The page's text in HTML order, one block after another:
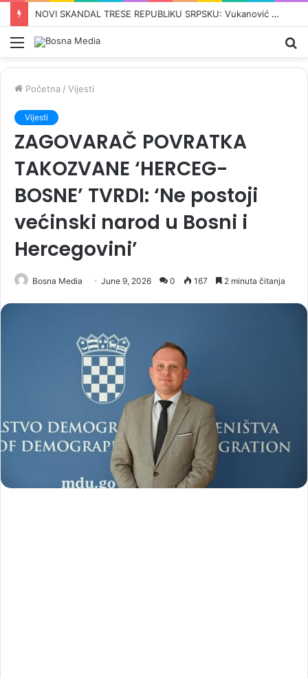
‘VRIJEME JE DA SE MUSLIMANI UJEDINE’: Iranski šef diplomatije Abbas Araghchi poslao snažnu poruku svijetu
Meni
Početna / Vijesti
Vijesti
ZAGOVARAČ POVRATKA
TAKOZVANE ‘HERCEG-
BOSNE’ TVRDI: ‘Ne postoji
većinski narod u Bosni i
Hercegovini’
Bosna Media June 9, 2026 0 167 2 minuta čitanja